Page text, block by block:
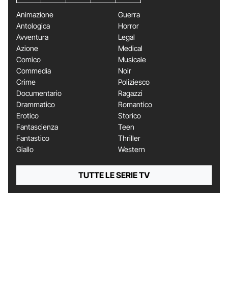
Animazione
Antologica
Avventura
Azione
Comico
Commedia
Crime
Documentario
Drammatico
Erotico
Fantascienza
Fantastico
Giallo
Guerra
Horror
Legal
Medical
Musicale
Noir
Poliziesco
Ragazzi
Romantico
Storico
Teen
Thriller
Western
TUTTE LE SERIE TV